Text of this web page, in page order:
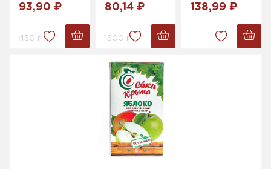
93,90 ₽
450 г.
80,14 ₽
1500 г.
138,99 ₽